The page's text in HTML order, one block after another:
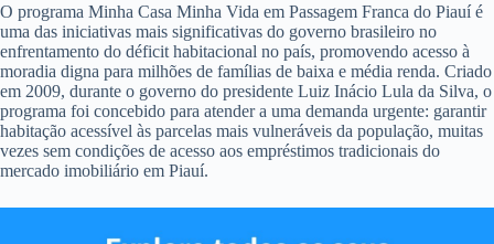
O programa Minha Casa Minha Vida em Passagem Franca do Piauí é
uma das iniciativas mais significativas do governo brasileiro no
enfrentamento do déficit habitacional no país, promovendo acesso à
moradia digna para milhões de famílias de baixa e média renda. Criado
em 2009, durante o governo do presidente Luiz Inácio Lula da Silva, o
programa foi concebido para atender a uma demanda urgente: garantir
habitação acessível às parcelas mais vulneráveis da população, muitas
vezes sem condições de acesso aos empréstimos tradicionais do
mercado imobiliário em Piauí.